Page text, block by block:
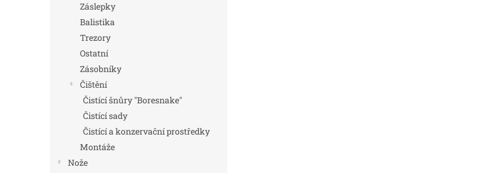
Záslepky
Balistika
Trezory
Ostatní
Zásobníky
Čištění
Čistící šnůry "Boresnake"
Čistící sady
Čistící a konzervační prostředky
Montáže
Nože